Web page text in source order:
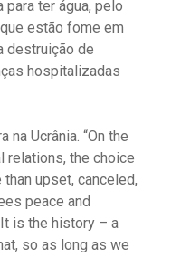
ter água, pelo
estão fome em
destruição de
hospitalizadas
na Ucrânia. “On the
relations, the choice
upset, canceled,
peace and
is the history – a
so as long as we